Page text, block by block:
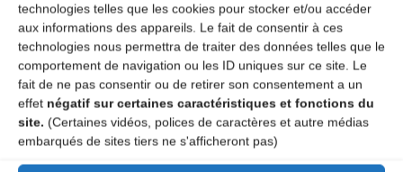
technologies telles que les cookies pour stocker et/ou accéder
aux informations des appareils. Le fait de consentir à ces
technologies nous permettra de traiter des données telles que le
comportement de navigation ou les ID uniques sur ce site. Le
fait de ne pas consentir ou de retirer son consentement a un
effet négatif sur certaines caractéristiques et fonctions du
site. (Certaines vidéos, polices de caractères et autre médias
embarqués de sites tiers ne s'afficheront pas)
A DECOUVRIR :